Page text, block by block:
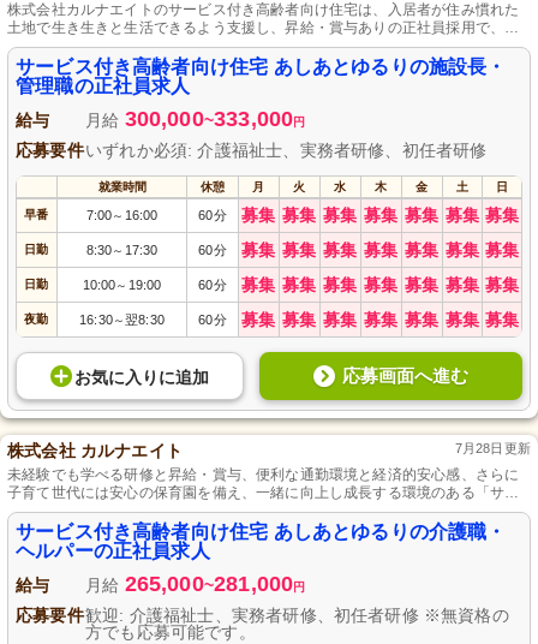
株式会社カルナエイトのサービス付き高齢者向け住宅は、入居者が住み慣れた
土地で生き生きと生活できるよう支援し、昇給・賞与ありの正社員採用で、働
きながらスキルアップも可能な職場環境を提供します。
サービス付き高齢者向け住宅 あしあとゆるりの施設長・
管理職の正社員求人
給与 月給 300,000~333,000円
応募要件いずれか必須: 介護福祉士、実務者研修、初任者研修
就業時間 休憩 月 火 水 木 金 土 日
早番 7:00～ 16:00 60分 募集 募集 募集 募集 募集 募集 募集
日勤 8:30～ 17:30 60分 募集 募集 募集 募集 募集 募集 募集
日勤 10:00～ 19:00 60分 募集 募集 募集 募集 募集 募集 募集
夜勤 16:30～翌8:30 60分 募集 募集 募集 募集 募集 募集 募集
お気に入り に追加 応募画面へ進む
株式会社 カルナエイト 7月28日更新
未経験でも学べる研修と昇給・賞与、便利な通勤環境と経済的安心感、さらに
子育て世代には安心の保育園を備え、一緒に向上し成長する環境のある「サー
ビス付き高齢者向け住宅」です。
サービス付き高齢者向け住宅 あしあとゆるりの介護職・
ヘルパーの正社員求人
給与 月給 265,000~281,000円
応募要件歓迎: 介護福祉士、実務者研修、初任者研修 ※無資格の
方でも応募可能です。